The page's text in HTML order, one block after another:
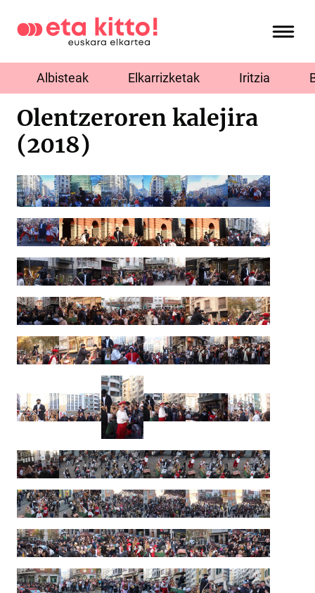
Albisteak Elkarrizketak Iritzia
Olentzeroren kalejira
(2018)